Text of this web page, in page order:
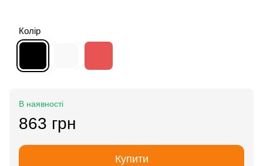
Колір
В наявності
863 грн
Купити